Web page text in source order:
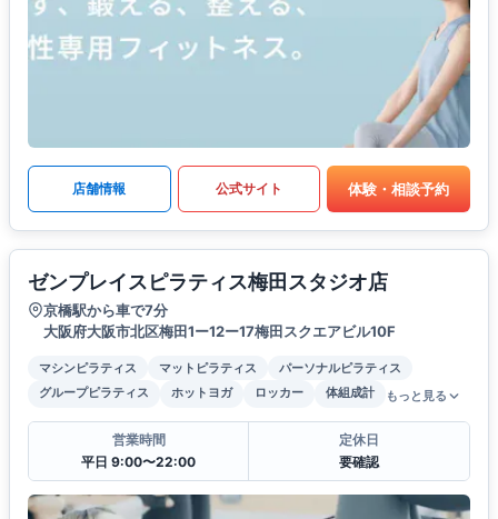
店舗情報 公式サイト 体験・相談予約
ゼンプレイスピラティス梅田スタジオ店
京橋駅から車で7分
大阪府大阪市北区梅田1ー12ー17梅田スクエアビル10F
マシンピラティス マットピラティス
パーソナルピラティス
グループピラティス
ホットヨガ ロッカー 体組成計 もっと見る
営業時間
平日 9:00〜22:00
定休日
要確認